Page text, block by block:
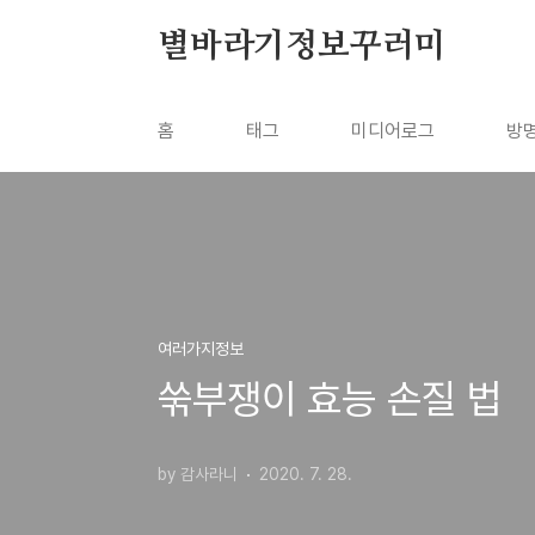
별바라기정보꾸러미
홈 태그 미디어로그 방
여러가지정보
쑦부쟁이 효능 손질 법
by 감사라니 2020. 7. 28.